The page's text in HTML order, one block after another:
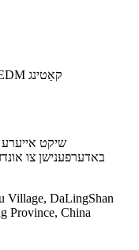
פּראָצעס: CNC מילינג, דראָט EDM קאַטינג
באדערפענישן צו אונדז,
Village, DaLingShan
Province, China